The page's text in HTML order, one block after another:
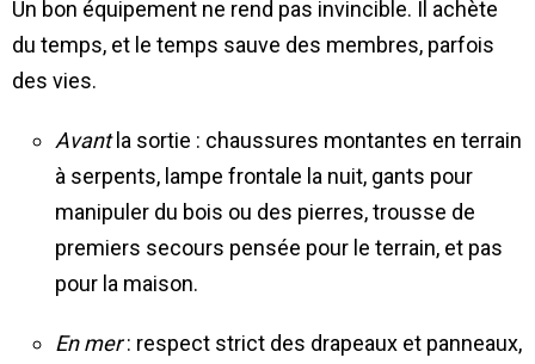
Un bon équipement ne rend pas invincible. Il achète
du temps, et le temps sauve des membres, parfois
des vies.
Avantla sortie : chaussures montantes en terrain
à serpents, lampe frontale la nuit, gants pour
manipuler du bois ou des pierres, trousse de
premiers secours pensée pour le terrain, et pas
pour la maison.
En mer: respect strict des drapeaux et panneaux,